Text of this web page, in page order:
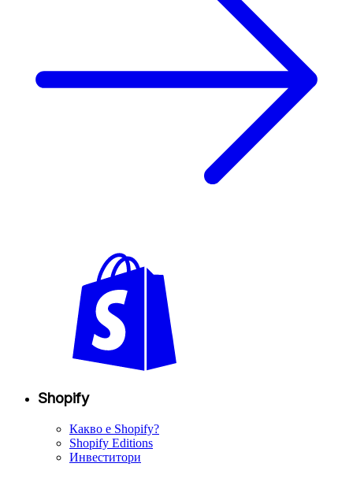
Shopify
Какво е Shopify?
Shopify Editions
Инвеститори